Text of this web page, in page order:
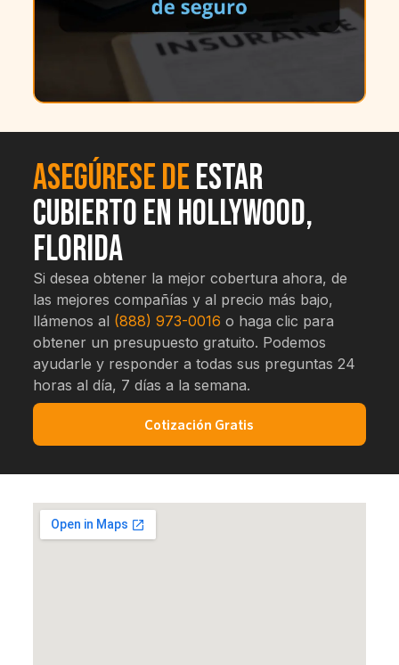
Asegúrese deestar
cubierto en Hollywood,
Florida
Si desea obtener la mejor cobertura ahora, de
las mejores compañías y al precio más bajo,
llámenos al (888) 973-0016 o haga clic para
obtener un presupuesto gratuito. Podemos
ayudarle y responder a todas sus preguntas 24
horas al día, 7 días a la semana.
Cotización Gratis